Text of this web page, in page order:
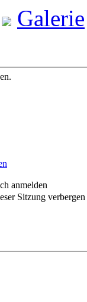
Galerie
anmelden
Sitzung verbergen